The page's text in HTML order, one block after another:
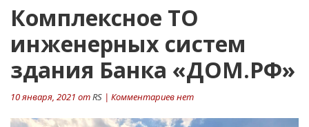
Комплексное ТО
инженерных систем
здания Банка «ДОМ.РФ»
10 января, 2021 отRS | Комментариев нет